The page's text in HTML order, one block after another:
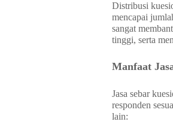
Distribusi
mencapai
sangat
tinggi, serta
Manfaat
Jasa sebar
responden
lain: